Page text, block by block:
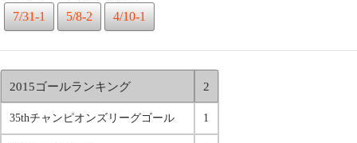
7/31-1
5/8-2 4/10-1
2015ゴールランキング 2
35thチャンピオンズリーグゴール 1